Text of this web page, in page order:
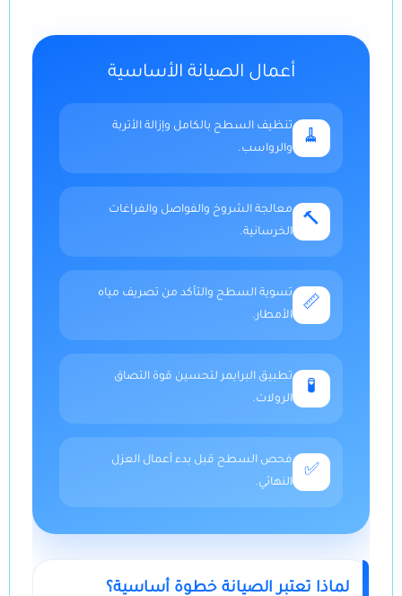
أعمال الصيانة الأساسية
🧹
تنظيف السطح بالكامل وإزالة الأتربة
والرواسب.
🔨
معالجة الشروخ والفواصل والفراغات
الخرسانية.
📏
تسوية السطح والتأكد من تصريف مياه
الأمطار.
🧪
تطبيق البرايمر لتحسين قوة التصاق
الرولات.
✅
فحص السطح قبل بدء أعمال العزل
النهائي.
لماذا تعتبر الصيانة خطوة أساسية؟